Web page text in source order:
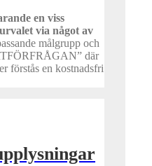
en viss
via något av
målgrupp och
där
förstås en kostnadsfri